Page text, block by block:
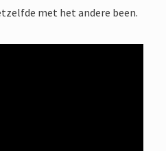
met het andere been.